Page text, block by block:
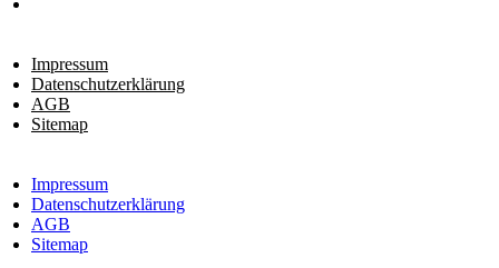
Impressum
Datenschutzerklärung
AGB
Sitemap
Impressum
Datenschutzerklärung
AGB
Sitemap